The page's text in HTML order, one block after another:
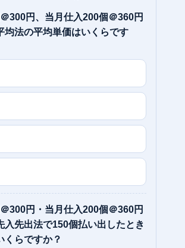
300円、当月仕入200個＠360円
均法の平均単価はいくらです
300円・当月仕入200個＠360円
入先出法で150個払い出したとき
くらですか？